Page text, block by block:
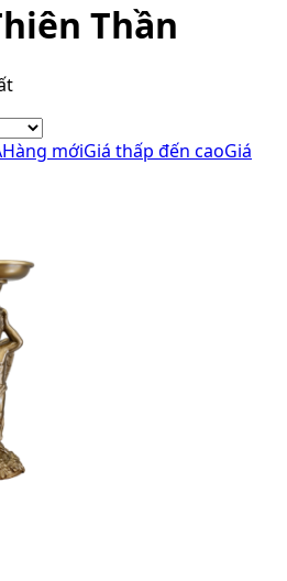
Thần
Hàng mớiGiá thấp đến caoGiá